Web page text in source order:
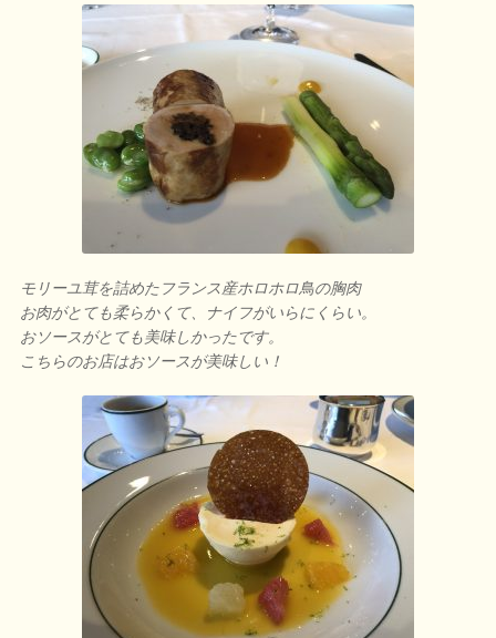
モリーユ茸を詰めたフランス産ホロホロ鳥の胸肉
お肉がとても柔らかくて、ナイフがいらにくらい。
おソースがとても美味しかったです。
こちらのお店はおソースが美味しい！